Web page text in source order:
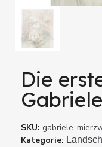
Die
SKU gabriele-
Kategorie